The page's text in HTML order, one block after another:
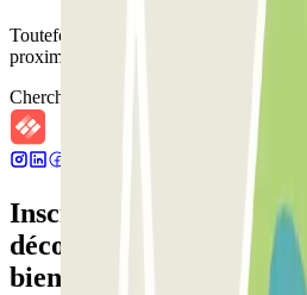
Toutefois, vous pouvez réserver une
proximité que nous vous proposons.
Chercher des parkings à proximité
Inscrivez-vous à notre
découvrez des
bien d'autres surprises.